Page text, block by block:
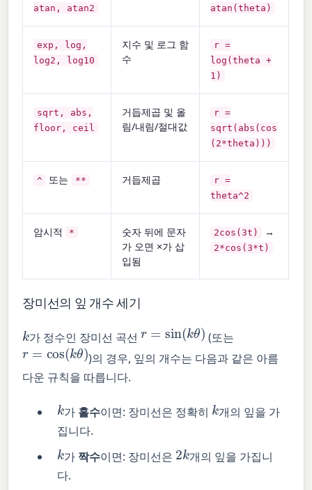
atan, atan2
atan(theta)
exp, log,
log2, log10
지수 및 로그 함
수
r =
log(theta +
1)
sqrt, abs,
floor, ceil
거듭제곱 및 올
림/내림/절대값
r =
sqrt(abs(cos
(2*theta)))
^ 또는 ** 거듭제곱
r =
theta^2
암시적 *
숫자 뒤에 문자
가 오면 ×가 삽
입됨
2cos(3t) →
2*cos(3*t)
장미선의 잎 개수 세기
k가 정수인 장미선 곡선
r sin(kθ)
(또는
r= cos(kθ)
)의 경우, 잎의 개수는 다음과 같은 아름
다운 규칙을 따릅니다.
k가 홀수이면: 장미선은 정확히 k개의 잎을 가
집니다.
k가 짝수이면: 장미선은 2k개의 잎을 가집니
다.